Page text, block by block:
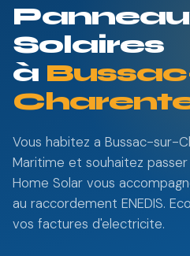
Solaires
à
Vous habitez a Bussac-sur-
Maritime et souhaitez passer
Home Solar vous
au raccordement ENEDIS.
vos factures d'electricite.